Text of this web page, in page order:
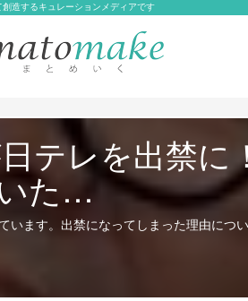
造するキュレーションメディアです
テレを出禁
た…
います。出禁になってしまった理由につ